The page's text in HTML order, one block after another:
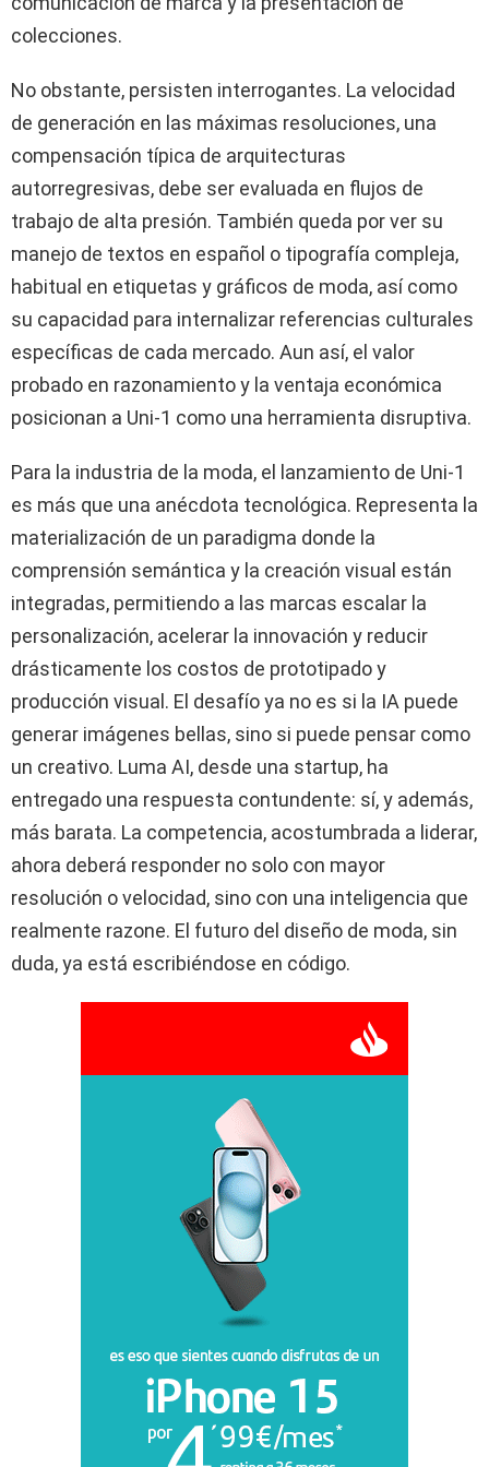
colecciones.
No obstante, persisten interrogantes. La velocidad
de generación en las máximas resoluciones, una
compensación típica de arquitecturas
autorregresivas, debe ser evaluada en flujos de
trabajo de alta presión. También queda por ver su
manejo de textos en español o tipografía compleja,
habitual en etiquetas y gráficos de moda, así como
su capacidad para internalizar referencias culturales
específicas de cada mercado. Aun así, el valor
probado en razonamiento y la ventaja económica
posicionan a Uni-1 como una herramienta disruptiva.
Para la industria de la moda, el lanzamiento de Uni-1
es más que una anécdota tecnológica. Representa la
materialización de un paradigma donde la
comprensión semántica y la creación visual están
integradas, permitiendo a las marcas escalar la
personalización, acelerar la innovación y reducir
drásticamente los costos de prototipado y
producción visual. El desafío ya no es si la IA puede
generar imágenes bellas, sino si puede pensar como
un creativo. Luma AI, desde una startup, ha
entregado una respuesta contundente: sí, y además,
más barata. La competencia, acostumbrada a liderar,
ahora deberá responder no solo con mayor
resolución o velocidad, sino con una inteligencia que
realmente razone. El futuro del diseño de moda, sin
duda, ya está escribiéndose en código.